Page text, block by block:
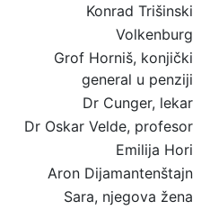
Konrad Trišinski
Volkenburg
Grof Horniš, konjički
general u penziji
Dr Cunger, lekar
Dr Oskar Velde, profesor
Emilija Hori
Aron Dijamantenštajn
Sara, njegova žena